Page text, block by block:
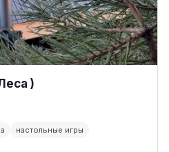
)
настольные игры